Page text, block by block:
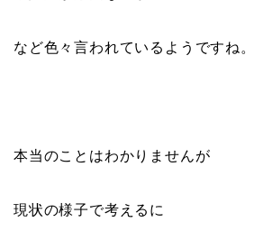
など色々言われているようですね。
本当のことはわかりませんが
現状の様子で考えるに